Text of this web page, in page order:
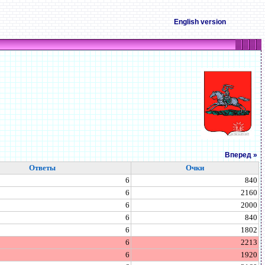
English version
Вперед »
Ответы
Очки
6
840
6
2160
6
2000
6
840
6
1802
6
2213
6
1920